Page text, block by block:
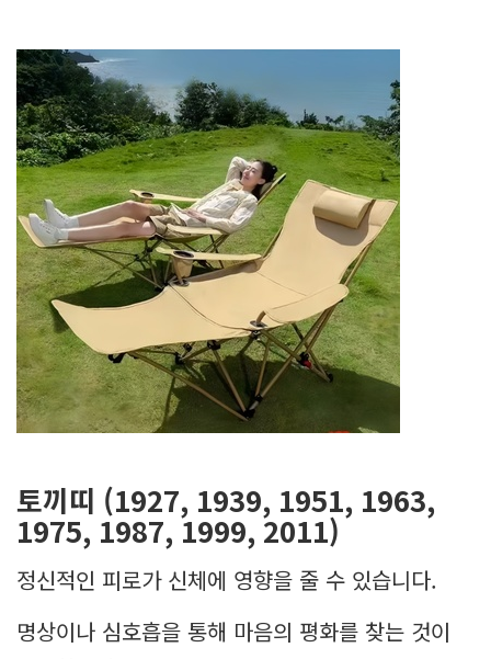
토끼띠 (1927, 1939, 1951, 1963,
1975, 1987, 1999, 2011)
정신적인 피로가 신체에 영향을 줄 수 있습니다.
명상이나 심호흡을 통해 마음의 평화를 찾는 것이